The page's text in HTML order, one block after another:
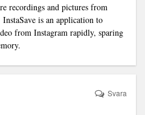
recordings and pictures from
is an application to
from Instagram rapidly, sparing
Svara